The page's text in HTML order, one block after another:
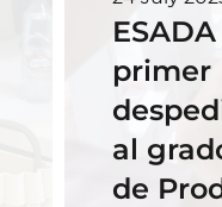
primer
al
de